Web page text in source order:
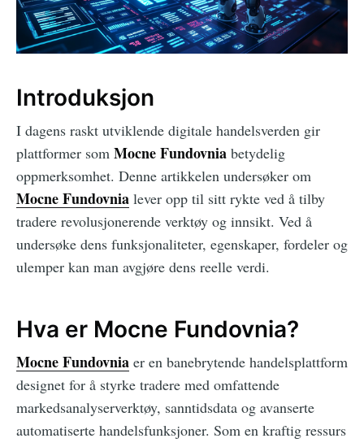
Introduksjon
I dagens raskt utviklende digitale handelsverden gir
plattformer som Mocne Fundovnia betydelig
oppmerksomhet. Denne artikkelen undersøker om
Mocne Fundovnia lever opp til sitt rykte ved å tilby
tradere revolusjonerende verktøy og innsikt. Ved å
undersøke dens funksjonaliteter, egenskaper, fordeler og
ulemper kan man avgjøre dens reelle verdi.
Hva er Mocne Fundovnia?
Mocne Fundovnia er en banebrytende handelsplattform
designet for å styrke tradere med omfattende
markedsanalyserverktøy, sanntidsdata og avanserte
automatiserte handelsfunksjoner. Som en kraftig ressurs